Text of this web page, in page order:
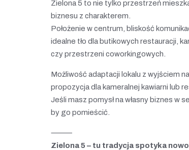
Zielona 5 to nie tylko przestrzeń
biznesu z charakterem.
Położenie w centrum, bliskość
idealne tło dla butikowych restauracji,
czy przestrzeni coworkingowych.
Możliwość adaptacji lokalu z wyjściem
propozycja dla kameralnej kawiarni lub
Jeśli masz pomysł na własny biznes w
by go pomieścić.
⸻
Zielona 5 – tu tradycja spotyka